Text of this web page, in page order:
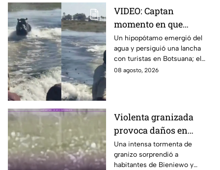
VIDEO: Captan
momento en que
hipopótamo sale del
agua para perseguir a
turistas en lancha
Un hipopótamo emergió del
agua y persiguió una lancha
con turistas en Botsuana; el
guía aceleró a tiempo para
08 agosto, 2026
Violenta granizada
provoca daños en
vehículos en Polonia
Una intensa tormenta de
granizo sorprendió a
habitantes de Bieniewo y